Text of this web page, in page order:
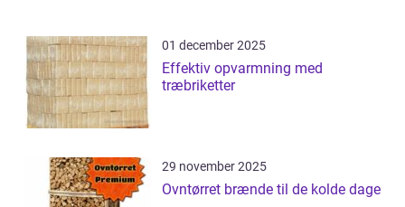
01 december 2025
Effektiv opvarmning med
træbriketter
29 november 2025
Ovntørret brænde til de kolde dage